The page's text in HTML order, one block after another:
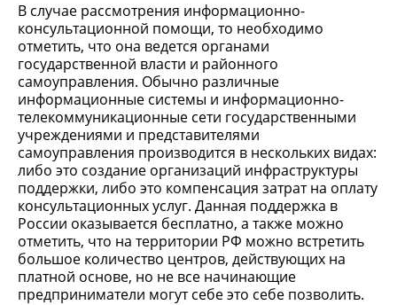
В случае рассмотрения информационно-
консультационной помощи, то необходимо
отметить, что она ведется органами
государственной власти и районного
самоуправления. Обычно различные
информационные системы и информационно-
телекоммуникационные сети государственными
учреждениями и представителями
самоуправления производится в нескольких видах:
либо это создание организаций инфраструктуры
поддержки, либо это компенсация затрат на оплату
консультационных услуг. Данная поддержка в
России оказывается бесплатно, а также можно
отметить, что на территории РФ можно встретить
большое количество центров, действующих на
платной основе, но не все начинающие
предприниматели могут себе это себе позволить.